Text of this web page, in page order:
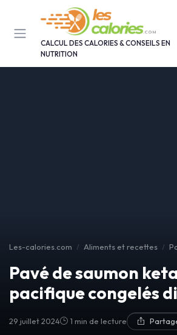
CALCUL DES CALORIES & CONSEILS EN
NUTRITION
Les-calories.com Aliments et recettes
Pavé de saumon
pacifique congelés
29 juillet 2024 1 min de lecture
Panneau de gestion des cookies